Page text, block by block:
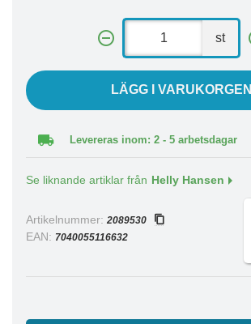
st
LÄGG I VARUKORGEN
Levereras inom: 2 - 5 arbetsdagar
Se liknande artiklar från Helly Hansen
Artikelnummer: 2089530
EAN: 7040055116632